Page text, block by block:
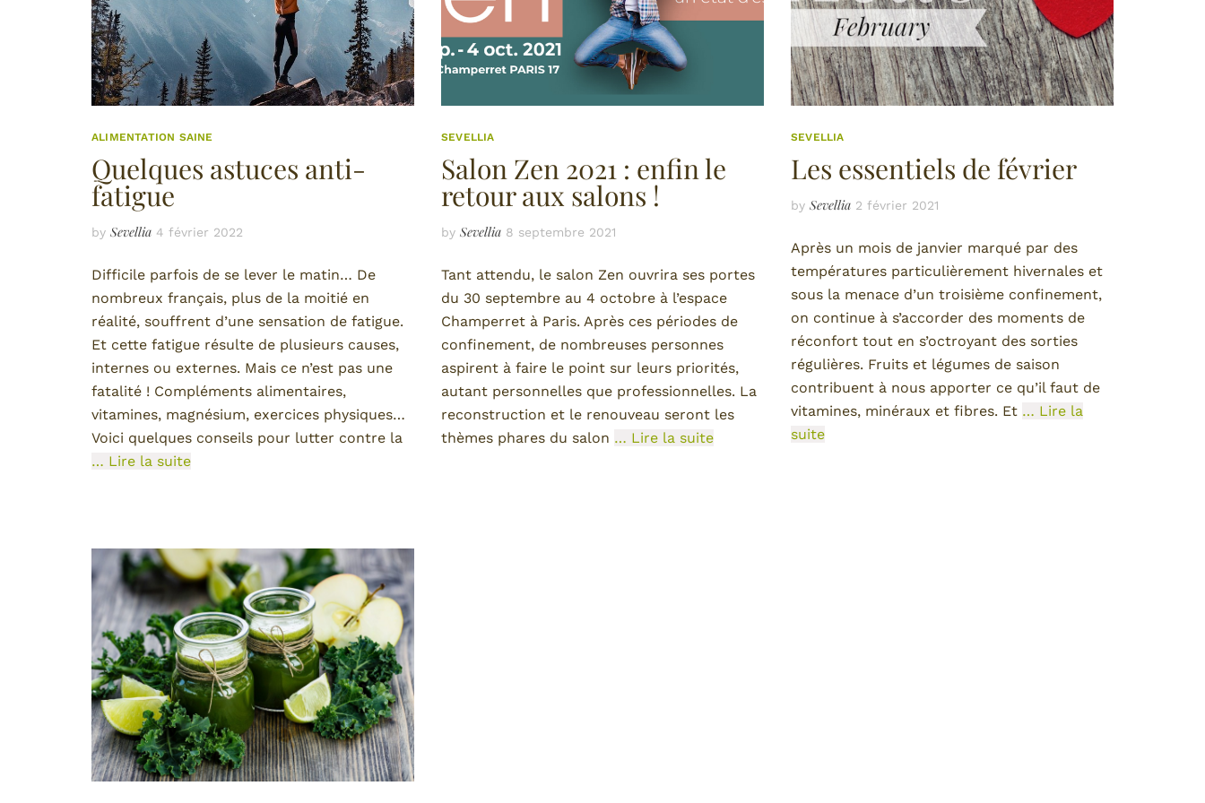
ALIMENTATION SAINE
Quelques astuces anti-
fatigue
by Sevellia 4 février 2022
Difficile parfois de se lever le matin… De
nombreux français, plus de la moitié en
réalité, souffrent d’une sensation de fatigue.
Et cette fatigue résulte de plusieurs causes,
internes ou externes. Mais ce n’est pas une
fatalité ! Compléments alimentaires,
vitamines, magnésium, exercices physiques…
Voici quelques conseils pour lutter contre la
… Lire la suite
SEVELLIA
Salon Zen 2021 : enfin le
retour aux salons !
by Sevellia 8 septembre 2021
Tant attendu, le salon Zen ouvrira ses portes
du 30 septembre au 4 octobre à l’espace
Champerret à Paris. Après ces périodes de
confinement, de nombreuses personnes
aspirent à faire le point sur leurs priorités,
autant personnelles que professionnelles. La
reconstruction et le renouveau seront les
thèmes phares du salon … Lire la suite
SEVELLIA
Les essentiels de février
by Sevellia 2 février 2021
Après un mois de janvier marqué par des
températures particulièrement hivernales et
sous la menace d’un troisième confinement,
on continue à s’accorder des moments de
réconfort tout en s’octroyant des sorties
régulières. Fruits et légumes de saison
contribuent à nous apporter ce qu’il faut de
vitamines, minéraux et fibres. Et … Lire la
suite